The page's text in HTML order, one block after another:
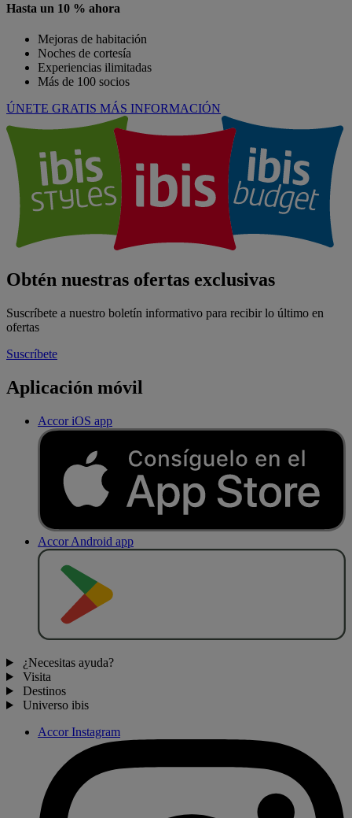
Hasta un 10 % ahora
Mejoras de habitación
Noches de cortesía
Experiencias ilimitadas
Más de 100 socios
ÚNETE GRATIS MÁS INFORMACIÓN
Obtén nuestras ofertas exclusivas
Suscríbete a nuestro boletín informativo para recibir lo último en
ofertas
Suscríbete
Aplicación móvil
Accor iOS app
Accor Android app
¿Necesitas ayuda?
Visita
Destinos
Universo ibis
Accor Instagram